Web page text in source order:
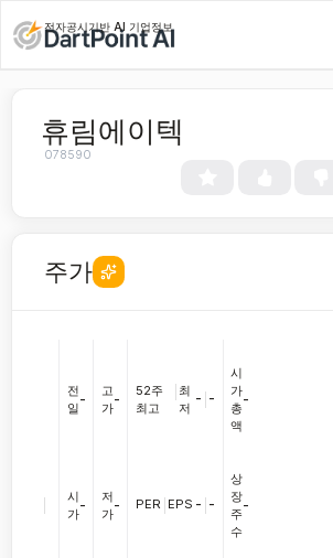
전자공시기반 AI 기업정보
휴림에이텍
078590
주가
전
일
-
시
가
-
고
가
-
저
가
-
52주
최고
최
저
- -
PER EPS - -
시
가
총
액
-
상
장
주
수
-